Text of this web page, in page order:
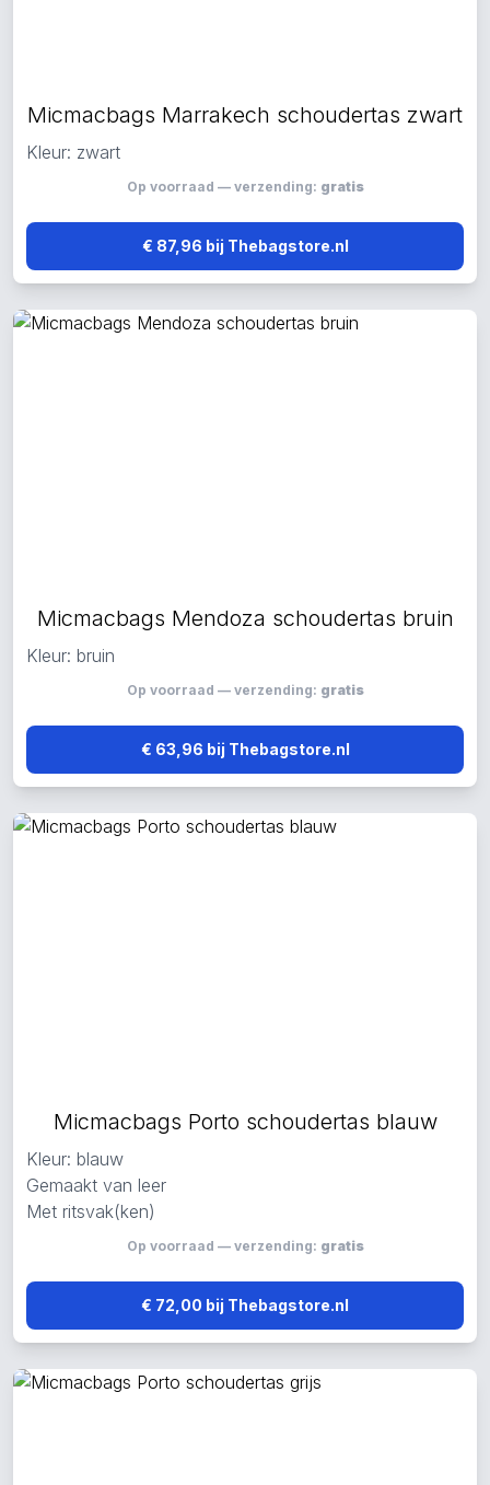
Micmacbags Marrakech schoudertas zwart
Kleur: zwart
Op voorraad — verzending: gratis
€ 87,96 bij Thebagstore.nl
Micmacbags Mendoza schoudertas bruin
Kleur: bruin
Op voorraad — verzending: gratis
€ 63,96 bij Thebagstore.nl
Micmacbags Porto schoudertas blauw
Kleur: blauw
Gemaakt van leer
Met ritsvak(ken)
Op voorraad — verzending: gratis
€ 72,00 bij Thebagstore.nl